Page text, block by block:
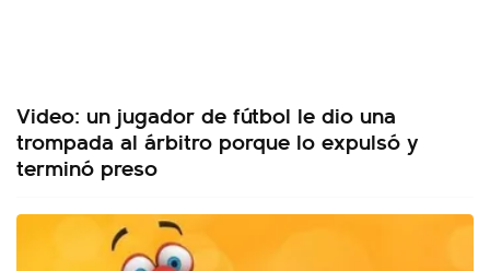
Video: un jugador de fútbol le dio una
trompada al árbitro porque lo expulsó y
terminó preso